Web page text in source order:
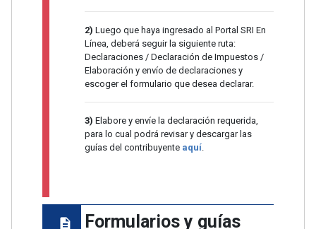
2) Luego que haya ingresado al Portal SRI En
Línea, deberá seguir la siguiente ruta:
Declaraciones / Declaración de Impuestos /
Elaboración y envío de declaraciones y
escoger el formulario que desea declarar.
3) Elabore y envíe la declaración requerida,
para lo cual podrá revisar y descargar las
guías del contribuyente aquí.
Formularios y guías